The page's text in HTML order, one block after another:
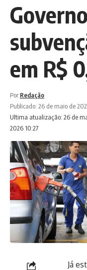
em R$
Ultima atualização: 26 de
2026 10:27
Por:Redação
Publicado: 26 de maio de
Já